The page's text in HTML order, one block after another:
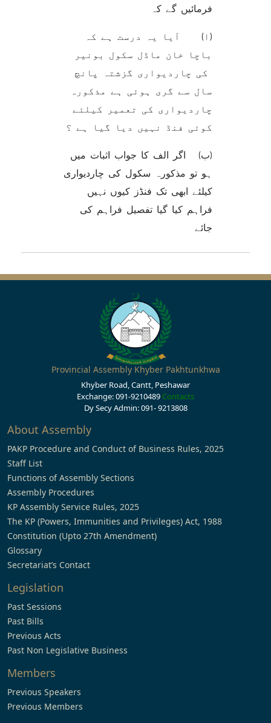
فرمائیں گے کہ
(ا) آیا یہ درست ہے کہ
باچا خان ماڈل سکول بونیر
کی چاردیواری گزشتہ پانچ
سال سے گری ہوئی ہے مذکورہ
چاردیواری کی تعمیر کیلئے
کوئی فنڈ نہیں دیا گیا ہے ؟
(ب) اگر الف کا جواب اثبات میں
ہو تو مذکورہ سکول کی چاردیواری
کیلئے ابھی تک فنڈز کیوں نہیں
فراہم کیا گیا تفصیل فراہم کی
جائے
Provincial Assembly Khyber Pakhtunkhwa
Khyber Road, Cantt, Peshawar
Exchange: 091-9210489 Contacts
Dy Secy Admin: 091- 9213808
About Assembly
PAKP Procedure and Conduct of Business Rules, 2025
Staff List
Functions of Assembly Sections
Assembly Procedures
KP Assembly Service Rules, 2025
The KP (Powers, Immunities and Privileges) Act, 1988
Constitution (Upto 27th Amendment)
Glossary
Secretariat’s Contact
Legislation
Past Sessions
Past Bills
Previous Acts
Past Non Legislative Business
Members
Previous Speakers
Previous Members